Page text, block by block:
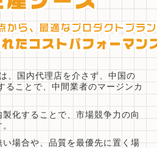
、国内代理店を介さず、中国の
ることで、中間業者のマージンカ
化することで、市場競争力の向
場合や、品質を最優先に置く場